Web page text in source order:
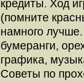
кредиты. Ход
(помните
намного
бумеранги,
графика,
Советы по